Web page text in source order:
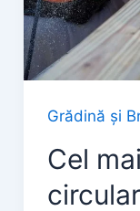
Grădină și
Cel